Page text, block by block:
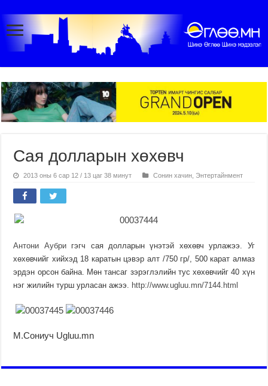
Сая долларын хөхөвч
2013 оны 6 сар 12 / 13 цаг 38 минут Сонин хачин Энтертайнмент
Антони Аубригэгч сая долларын үнэтэй хөхөвч урлажээ. Уг
хөхөвчийг хийхэд 18 каратын цэвэр алт /750 гр/, 500 карат алмаз
эрдэн орсон байна. Мөн тансаг зэрэглэлийн тус хөхөвчийг 40 хүн
нэг жилийн турш урласан ажээ.
http://www.ugluu.mn/7144.html
М.Сониуч Ugluu.mn